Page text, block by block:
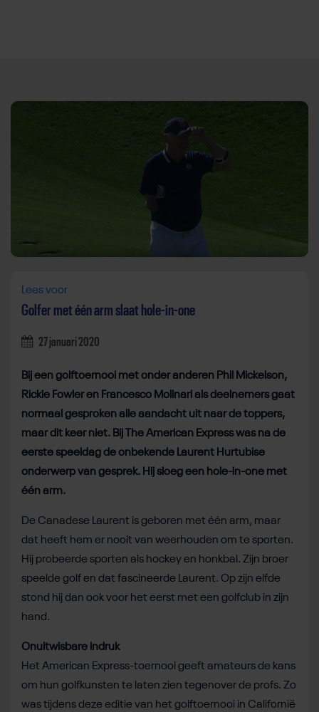
Direct door naar content
Lees voor
Golfer met één arm slaat hole-in-one
27 januari 2020
Bij een golftoernooi met onder anderen Phil Mickelson,
Rickie Fowler en Francesco Molinari als deelnemers gaat
normaal gesproken alle aandacht uit naar de toppers,
maar dit keer niet. Bij The American Express was na de
eerste speeldag de onbekende Laurent Hurtubise
onderwerp van gesprek. Hij sloeg een hole-in-one met
één arm.
De Canadese Laurent is geboren met één arm, maar
dat heeft hem er nooit van weerhouden om te sporten.
Hij probeerde sporten als hockey en honkbal. Zijn broer
speelde golf en dat fascineerde Laurent. Op zijn elfde
stond hij dan ook voor het eerst met een golfclub in zijn
hand.
Onuitwisbare indruk
Het American Express-toernooi geeft amateurs de kans
om hun golfkunsten te laten zien tegenover de profs. Zo
was tijdens deze editie van het golftoernooi in Californië